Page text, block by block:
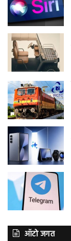
ऑटो जगत